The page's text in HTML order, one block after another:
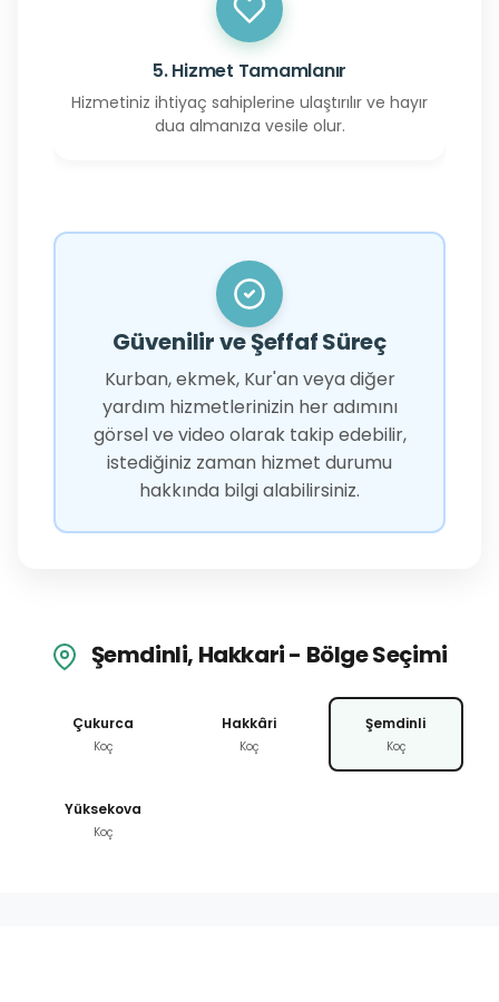
5. Hizmet Tamamlanır
Hizmetiniz ihtiyaç sahiplerine ulaştırılır ve hayır
dua almanıza vesile olur.
Güvenilir ve Şeffaf Süreç
Kurban, ekmek, Kur'an veya diğer
yardım hizmetlerinizin her adımını
görsel ve video olarak takip edebilir,
istediğiniz zaman hizmet durumu
hakkında bilgi alabilirsiniz.
Şemdinli, Hakkari - Bölge Seçimi
Çukurca
Koç
Hakkâri
Koç
Şemdinli
Koç
Yüksekova
Koç